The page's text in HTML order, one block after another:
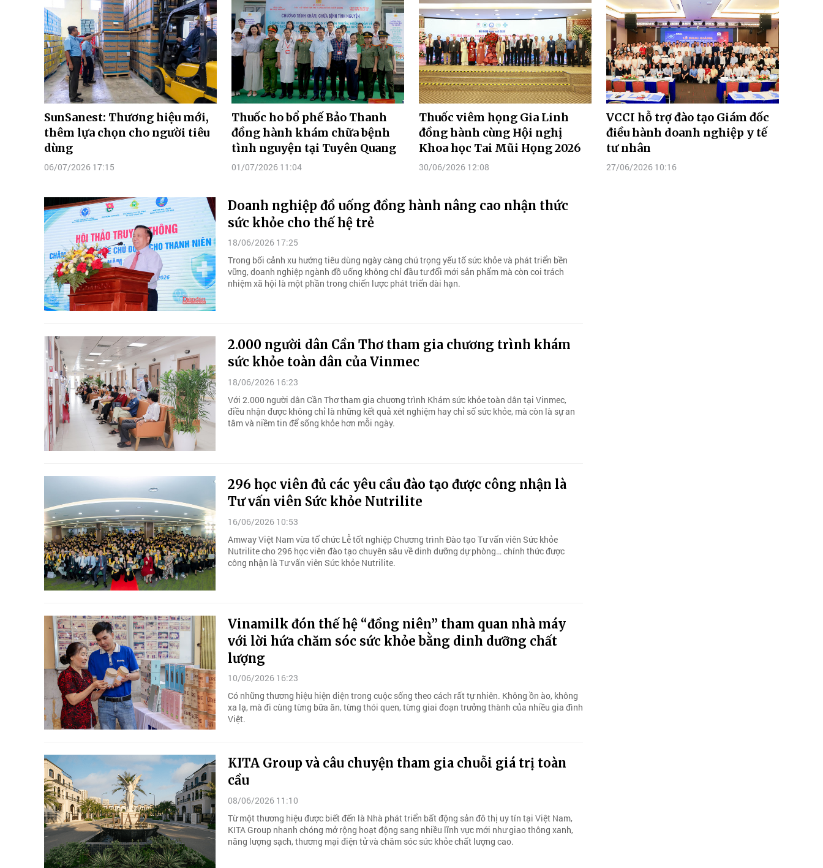
SunSanest: Thương hiệu mới,
thêm lựa chọn cho người tiêu
dùng
06/07/2026 17:15
Thuốc ho bổ phế Bảo Thanh
đồng hành khám chữa bệnh
tình nguyện tại Tuyên Quang
01/07/2026 11:04
Thuốc viêm họng Gia Linh
đồng hành cùng Hội nghị
Khoa học Tai Mũi Họng 2026
30/06/2026 12:08
VCCI hỗ trợ đào tạo Giám đốc
điều hành doanh nghiệp y tế
tư nhân
27/06/2026 10:16
Doanh nghiệp đồ uống đồng hành nâng cao nhận thức
sức khỏe cho thế hệ trẻ
18/06/2026 17:25
Trong bối cảnh xu hướng tiêu dùng ngày càng chú trọng yếu tố sức khỏe và phát triển bền
vững, doanh nghiệp ngành đồ uống không chỉ đầu tư đổi mới sản phẩm mà còn coi trách
nhiệm xã hội là một phần trong chiến lược phát triển dài hạn.
2.000 người dân Cần Thơ tham gia chương trình khám
sức khỏe toàn dân của Vinmec
18/06/2026 16:23
Với 2.000 người dân Cần Thơ tham gia chương trình Khám sức khỏe toàn dân tại Vinmec,
điều nhận được không chỉ là những kết quả xét nghiệm hay chỉ số sức khỏe, mà còn là sự an
tâm và niềm tin để sống khỏe hơn mỗi ngày.
296 học viên đủ các yêu cầu đào tạo được công nhận là
Tư vấn viên Sức khỏe Nutrilite
16/06/2026 10:53
Amway Việt Nam vừa tổ chức Lễ tốt nghiệp Chương trình Đào tạo Tư vấn viên Sức khỏe
Nutrilite cho 296 học viên đào tạo chuyên sâu về dinh dưỡng dự phòng… chính thức được
công nhận là Tư vấn viên Sức khỏe Nutrilite.
Vinamilk đón thế hệ “đồng niên” tham quan nhà máy
với lời hứa chăm sóc sức khỏe bằng dinh dưỡng chất
lượng
10/06/2026 16:23
Có những thương hiệu hiện diện trong cuộc sống theo cách rất tự nhiên. Không ồn ào, không
xa lạ, mà đi cùng từng bữa ăn, từng thói quen, từng giai đoạn trưởng thành của nhiều gia đình
Việt.
KITA Group và câu chuyện tham gia chuỗi giá trị toàn
cầu
08/06/2026 11:10
Từ một thương hiệu được biết đến là Nhà phát triển bất động sản đô thị uy tín tại Việt Nam,
KITA Group nhanh chóng mở rộng hoạt động sang nhiều lĩnh vực mới như giao thông xanh,
năng lượng sạch, thương mại điện tử và chăm sóc sức khỏe chất lượng cao.